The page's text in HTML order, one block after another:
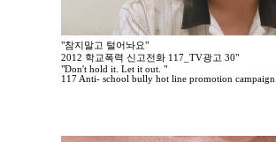
"참지말고 털어놔요"
2012 학교폭력 신고전화 117_TV광고 30"
"Don't hold it. Let it out. "
117 Anti- school bully hot line promotion campaign.